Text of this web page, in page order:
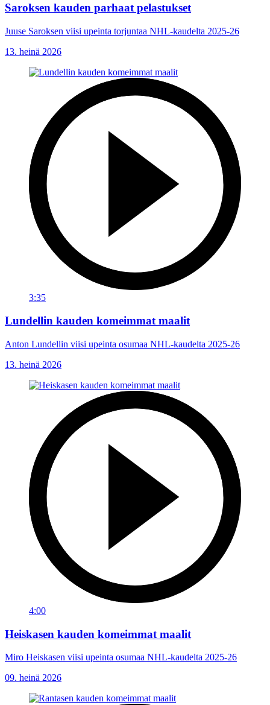
Saroksen kauden parhaat pelastukset
Juuse Saroksen viisi upeinta torjuntaa NHL-kaudelta 2025-26
13. heinä 2026
3:35
Lundellin kauden komeimmat maalit
Anton Lundellin viisi upeinta osumaa NHL-kaudelta 2025-26
13. heinä 2026
4:00
Heiskasen kauden komeimmat maalit
Miro Heiskasen viisi upeinta osumaa NHL-kaudelta 2025-26
09. heinä 2026